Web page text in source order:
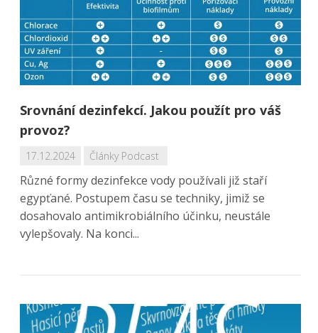
Srovnání dezinfekcí. Jakou použít pro váš
provoz?
17.12.2024 Články Podcast
Různé formy dezinfekce vody používali již staří
egypťané. Postupem času se techniky, jimiž se
dosahovalo antimikrobiálního účinku, neustále
vylepšovaly. Na konci...